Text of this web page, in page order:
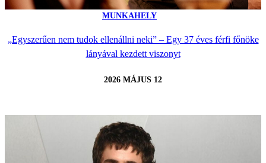
MUNKAHELY
„Egyszerűen nem tudok ellenállni neki” – Egy 37 éves férfi főnöke
lányával kezdett viszonyt
2026 MÁJUS 12